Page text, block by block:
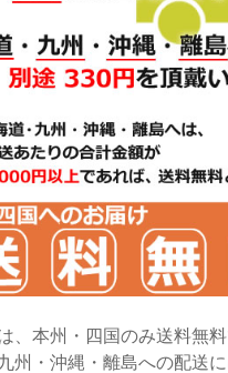
、本州・四国のみ送料無料
州・沖縄・離島への配送